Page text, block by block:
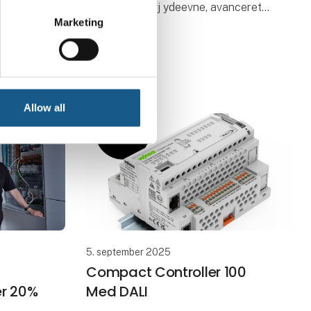
Marketing
Allow all
af
kombinerer høj ydeevne, avanceret
cybersikkerhed og moderne
kommunikationsteknologier i et
kompakt format. Den er udviklet til
krævende automa
20%
5. september 2025
Compact Controller 100
Med DALI